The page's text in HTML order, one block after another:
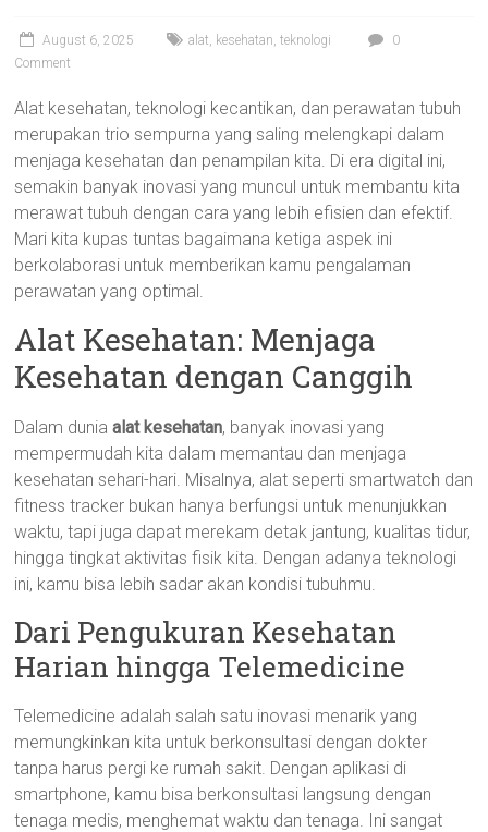
August 6, 2025 alat, kesehatan,teknologi
0
Comment
Alat kesehatan, teknologi kecantikan, dan perawatan tubuh
merupakan trio sempurna yang saling melengkapi dalam
menjaga kesehatan dan penampilan kita. Di era digital ini,
semakin banyak inovasi yang muncul untuk membantu kita
merawat tubuh dengan cara yang lebih efisien dan efektif.
Mari kita kupas tuntas bagaimana ketiga aspek ini
berkolaborasi untuk memberikan kamu pengalaman
perawatan yang optimal.
Alat Kesehatan: Menjaga
Kesehatan dengan Canggih
Dalam duniaalat kesehatan, banyak inovasi yang
mempermudah kita dalam memantau dan menjaga
kesehatan sehari-hari. Misalnya, alat seperti smartwatch dan
fitness tracker bukan hanya berfungsi untuk menunjukkan
waktu, tapi juga dapat merekam detak jantung, kualitas tidur,
hingga tingkat aktivitas fisik kita. Dengan adanya teknologi
ini, kamu bisa lebih sadar akan kondisi tubuhmu.
Dari Pengukuran Kesehatan
Harian hingga Telemedicine
Telemedicine adalah salah satu inovasi menarik yang
memungkinkan kita untuk berkonsultasi dengan dokter
tanpa harus pergi ke rumah sakit. Dengan aplikasi di
smartphone, kamu bisa berkonsultasi langsung dengan
tenaga medis, menghemat waktu dan tenaga. Ini sangat